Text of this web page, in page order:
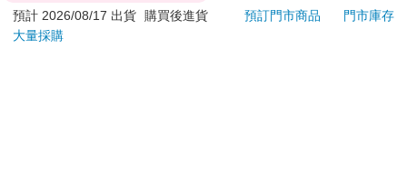
依消費者要求所為之客製化給付。（客製化商品）
報紙、期刊或雜誌。（含MOOK、外文雜誌）
預計 2026/08/17 出貨
購買後進貨 預訂門市商品
門市庫存
大量採購